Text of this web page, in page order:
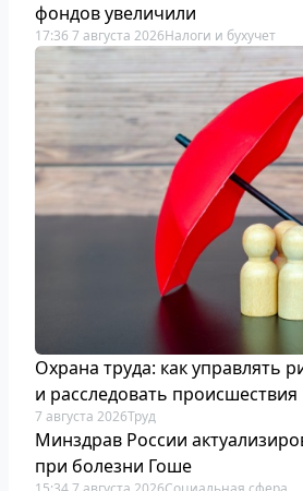
фондов увеличили
17:36 7 августа 2026Налоги и бухучет
Охрана труда: как управлять
и расследовать происшествия
7 августа 2026Труд
Минздрав России
при болезни Гоше